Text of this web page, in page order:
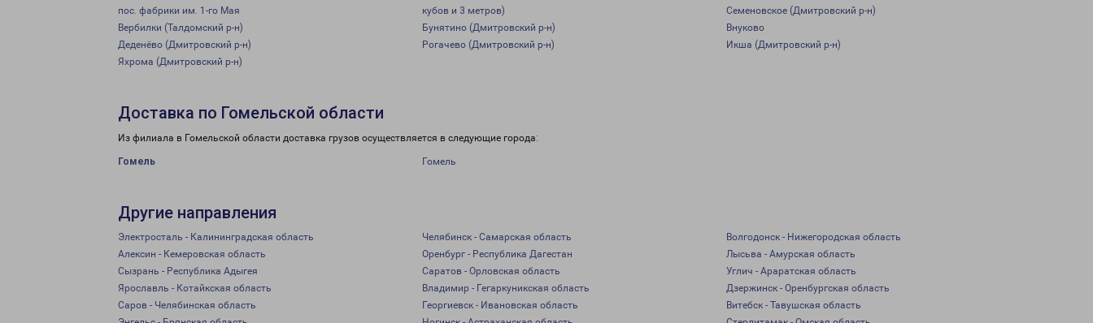
пос. фабрики им. 1-го Мая
кубов и 3 метров)
Семеновское (Дмитровский р-н)
Вербилки (Талдомский р-н)
Бунятино (Дмитровский р-н)
Внуково
Деденёво (Дмитровский р-н)
Рогачево (Дмитровский р-н)
Икша (Дмитровский р-н)
Яхрома (Дмитровский р-н)
Доставка по Гомельской области
Из филиала в Гомельской области доставка грузов осуществляется в следующие города:
Гомель Гомель
Другие направления
Электросталь - Калининградская область Челябинск - Самарская область
Волгодонск - Нижегородская область
Алексин - Кемеровская область
Оренбург - Республика Дагестан
Лысьва - Амурская область
Сызрань - Республика Адыгея
Саратов - Орловская область
Углич - Араратская область
Ярославль - Котайкская область
Владимир - Гегаркуникская область
Дзержинск - Оренбургская область
Саров - Челябинская область
Георгиевск - Ивановская область
Витебск - Тавушская область